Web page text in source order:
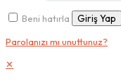
Beni hatırla Giriş Yap
Parolanızı mı unuttunuz?
✕